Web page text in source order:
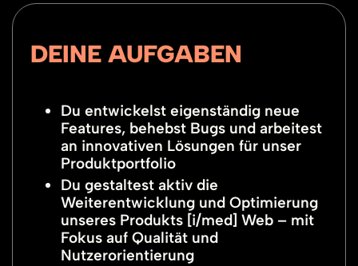
DEINE AUFGABEN
Du entwickelst eigenständig neue
Features, behebst Bugs und arbeitest
an innovativen Lösungen für unser
Produktportfolio
Du gestaltest aktiv die
Weiterentwicklung und Optimierung
unseres Produkts [i/med] Web – mit
Fokus auf Qualität und
Nutzerorientierung